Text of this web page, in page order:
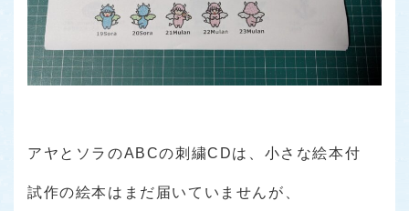
アヤとソラのABCの刺繍CDは、小さな絵本付
試作の絵本はまだ届いていませんが、